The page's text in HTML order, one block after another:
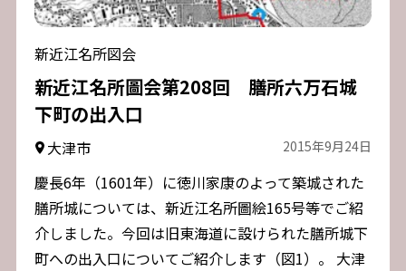
新近江名所図会
新近江名所圖会第208回 膳所六万石城
下町の出入口
大津市 2015年9月24日
慶長6年（1601年）に徳川家康のよって築城された
膳所城については、新近江名所圖絵165号等でご紹
介しました。今回は旧東海道に設けられた膳所城下
町への出入口についてご紹介します（図1）。 大津